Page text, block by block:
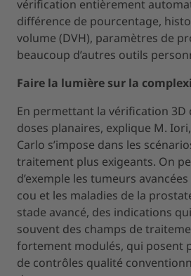
vérification entièrement
différence de pourcentage,
volume (DVH), paramètres de
beaucoup d’autres outils
Faire la lumière sur la
En permettant la vérification
doses planaires, explique M.
Carlo s’impose dans les
traitement plus exigeants. On
d’exemple les tumeurs
cou et les maladies de la
stade avancé, des indications
souvent des champs de
fortement modulés, qui posent
de contrôles qualité